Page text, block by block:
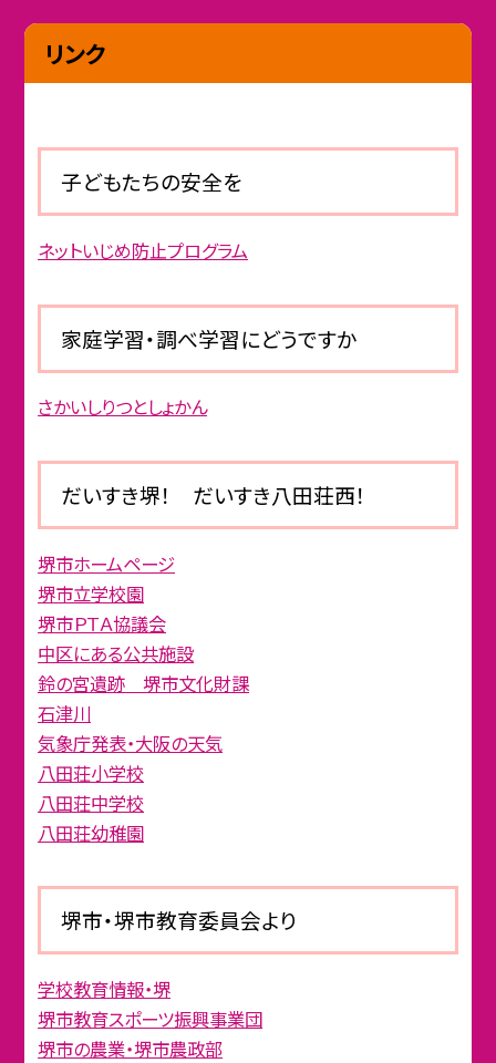
リンク
子どもたちの安全を
ネットいじめ防止プログラム
家庭学習・調べ学習にどうですか
さかいしりつとしょかん
だいすき堺！ だいすき八田荘西！
堺市ホームページ
堺市立学校園
堺市ＰＴＡ協議会
中区にある公共施設
鈴の宮遺跡 堺市文化財課
石津川
気象庁発表・大阪の天気
八田荘小学校
八田荘中学校
八田荘幼稚園
堺市・堺市教育委員会より
学校教育情報・堺
堺市教育スポーツ振興事業団
堺市の農業・堺市農政部